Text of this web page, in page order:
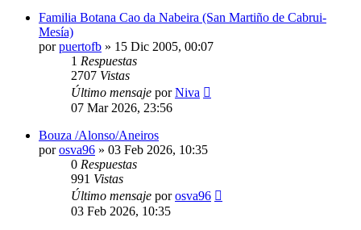
Familia Botana Cao da Nabeira (San Martiño de Cabrui-
Mesía)
porpuertofb » 15 Dic 2005, 00:07
1 Respuestas
2707 Vistas
Último mensaje porNiva
07 Mar 2026, 23:56
Bouza /Alonso/Aneiros
porosva96 » 03 Feb 2026, 10:35
0 Respuestas
991 Vistas
Último mensaje porosva96
03 Feb 2026, 10:35